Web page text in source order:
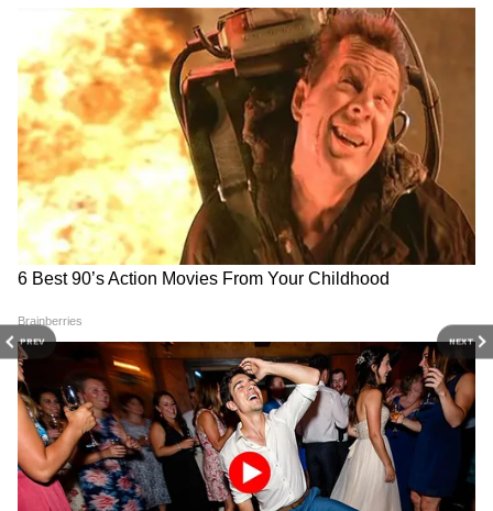
PREV NEXT
ज्येष्ठ मास, इसी महीने में श्रीराम से मिले थे हनुमान
Mahashivratri ki Hardik
Shubhkamnaye: शिव सत्य हैं,
हैप्पी महाशिवरात्रि विशेज
Happy Mahashivratri 2026
Wishes: ओम नमः शिवाय के साथ